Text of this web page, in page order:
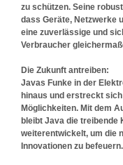
zu schützen. Seine
dass Geräte, Netzwerke
eine zuverlässige und
Verbraucher
Die Zukunft antreiben:
Javas Funke in der
hinaus und erstreckt
Möglichkeiten. Mit dem
bleibt Java die treibende
weiterentwickelt, um die
Innovationen zu befeuern.